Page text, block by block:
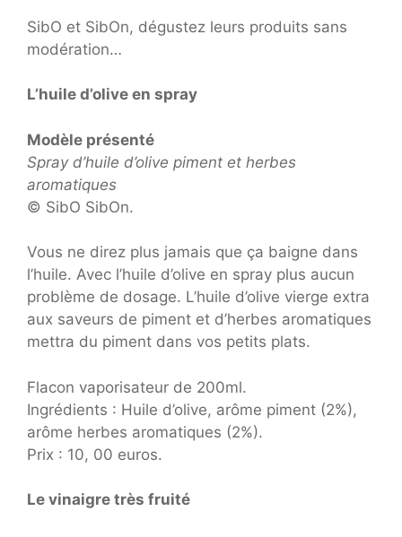
SibO et SibOn, dégustez leurs produits sans
modération…
L’huile d’olive en spray
Modèle présenté
Spray d’huile d’olive piment et herbes
aromatiques
© SibO SibOn.
Vous ne direz plus jamais que ça baigne dans
l’huile. Avec l’huile d’olive en spray plus aucun
problème de dosage. L’huile d’olive vierge extra
aux saveurs de piment et d’herbes aromatiques
mettra du piment dans vos petits plats.
Flacon vaporisateur de 200ml.
Ingrédients : Huile d’olive, arôme piment (2%),
arôme herbes aromatiques (2%).
Prix : 10, 00 euros.
Le vinaigre très fruité